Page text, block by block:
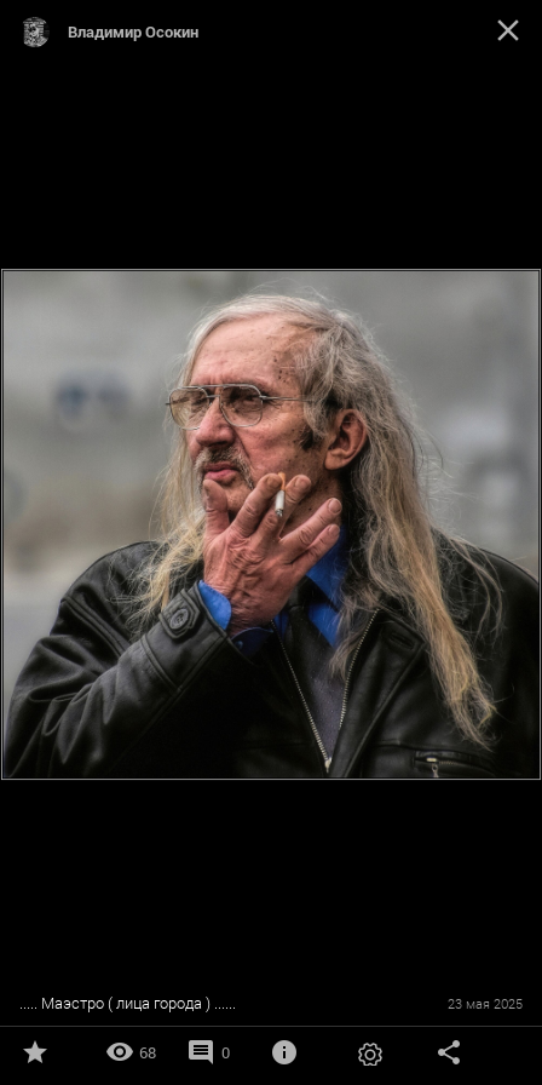
Владимир Осокин
..... Маэстро ( лица города ) ...... 23 мая 2025
68 0